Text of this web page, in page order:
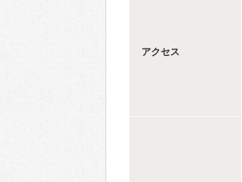
アクセス